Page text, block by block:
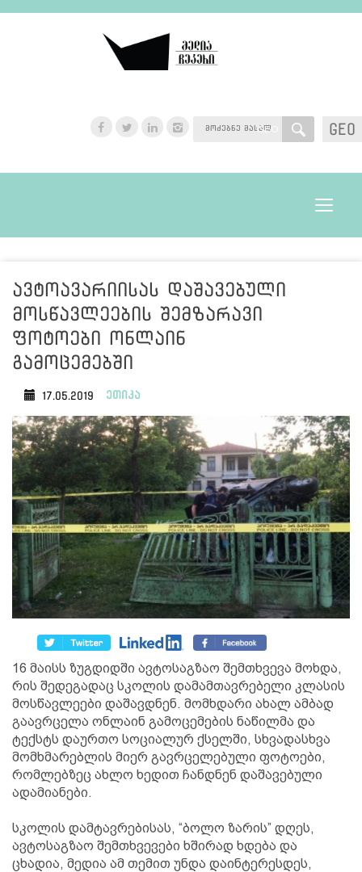
GEO
GEO
Toggle
ავტოავარიისას დაშავებული
მოსწავლეების შემზარავი
ფოტოები ონლაინ
გამოცემებში
17.05.2019 ეთიკა
16 მაისს ზუგდიდში ავტოსაგზაო შემთხვევა მოხდა,
რის შედეგადაც სკოლის დამამთავრებელი კლასის
მოსწავლეები დაშავდნენ. მომხდარი ახალ ამბად
გაავრცელა ონლაინ გამოცემების ნაწილმა და
ტექსტს დაურთო სოციალურ ქსელში, სხვადასხვა
მომხმარებლის მიერ გავრცელებული ფოტოები,
რომლებზეც ახლო ხედით ჩანდნენ დაშავებული
ადამიანები.
სკოლის დამტავრებისას, “ბოლო ზარის” დღეს,
ავტოსაგზაო შემთხვევები ხშირად ხდება და
ცხადია, მედია ამ თემით უნდა დაინტერესდეს,